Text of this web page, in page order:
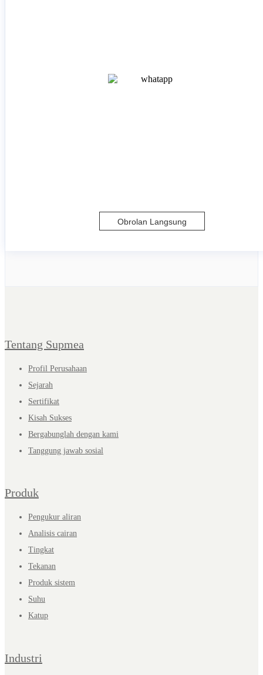
Obrolan Langsung
Tentang Supmea
Profil Perusahaan
Sejarah
Sertifikat
Kisah Sukses
Bergabunglah dengan kami
Tanggung jawab sosial
Produk
Pengukur aliran
Analisis cairan
Tingkat
Tekanan
Produk sistem
Suhu
Katup
Industri